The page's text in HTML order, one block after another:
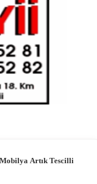
Artık Tescilli